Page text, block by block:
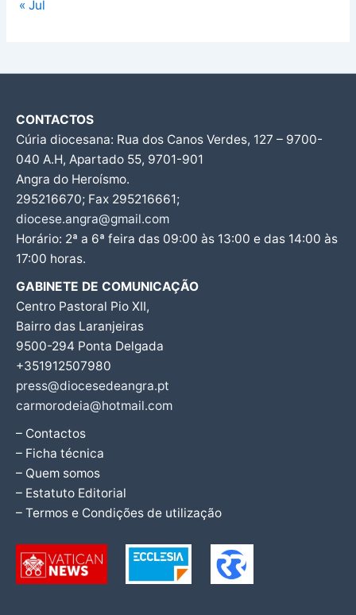
« Jul
CONTACTOS
Cúria diocesana: Rua dos Canos Verdes, 127 – 9700-
040 A.H, Apartado 55, 9701-901
Angra do Heroísmo.
295216670; Fax 295216661;
diocese.angra@gmail.com
Horário: 2ª a 6ª feira das 09:00 às 13:00 e das 14:00 às
17:00 horas.
GABINETE DE COMUNICAÇÃO
Centro Pastoral Pio XII,
Bairro das Laranjeiras
9500-294 Ponta Delgada
+351912507980
press@diocesedeangra.pt
carmorodeia@hotmail.com
– Contactos
– Ficha técnica
– Quem somos
– Estatuto Editorial
– Termos e Condições de utilização